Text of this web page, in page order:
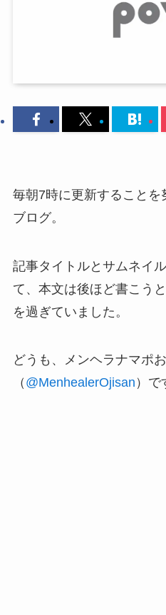
毎朝7時に更新すること
ブログ。
記事タイトルとサムネイ
て、本文は後ほど書こう
を過ぎていました。
どうも、メンヘラナマポ
（ @MenhealerOjisan ）で